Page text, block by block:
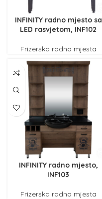
INFINITY radno mjesto sa
LED rasvjetom, INF102
Frizerska radna mjesta
INFINITY radno mjesto,
INF103
Frizerska radna mjesta